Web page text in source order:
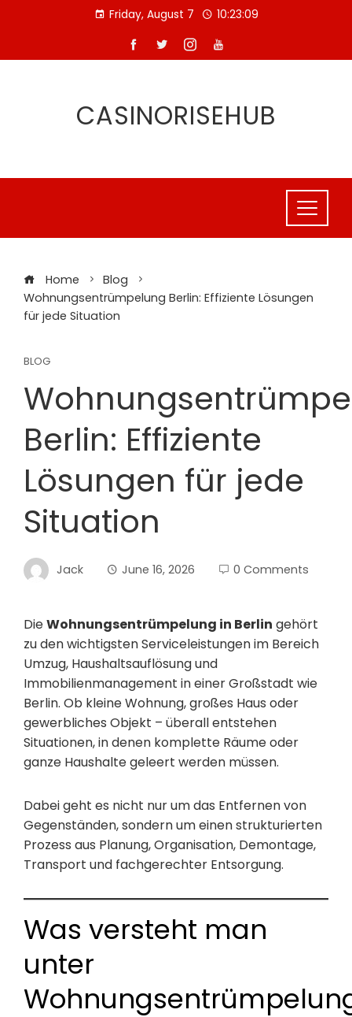
Friday, August 7 10:23:10
CASINORISEHUB
Home
Blog
Wohnungsentrümpelung Berlin: Effiziente Lösungen
für jede Situation
BLOG
Berlin: Effiziente
Lösungen für jede
Situation
Jack June 16, 2026 0 Comments
DieWohnungsentrümpelung in Berlin gehört
zu den wichtigsten Serviceleistungen im Bereich
Umzug, Haushaltsauflösung und
Immobilienmanagement in einer Großstadt wie
Berlin. Ob kleine Wohnung, großes Haus oder
gewerbliches Objekt – überall entstehen
Situationen, in denen komplette Räume oder
ganze Haushalte geleert werden müssen.
Dabei geht es nicht nur um das Entfernen von
Gegenständen, sondern um einen strukturierten
Prozess aus Planung, Organisation, Demontage,
Transport und fachgerechter Entsorgung.
Was versteht man
unter